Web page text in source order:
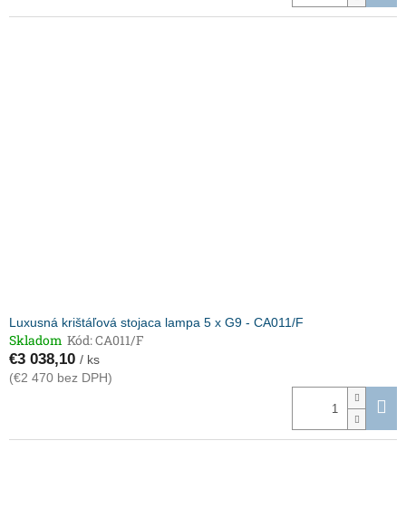
Luxusná krištáľová stojaca lampa 5 x G9 - CA011/F
Skladom Kód:CA011/F
€3 038,10 / ks
(€2 470 bez DPH)